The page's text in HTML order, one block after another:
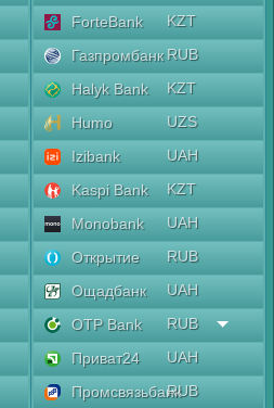
ForteBank
KZT
Газпромбанк RUB
Halyk Bank
KZT
Humo
UZS
Izibank
UAH
Kaspi Bank
KZT
Monobank
UAH
Открытие
RUB
Ощадбанк
UAH
OTP Bank
RUB
Приват24
UAH
ПромсвязьбанкRUB